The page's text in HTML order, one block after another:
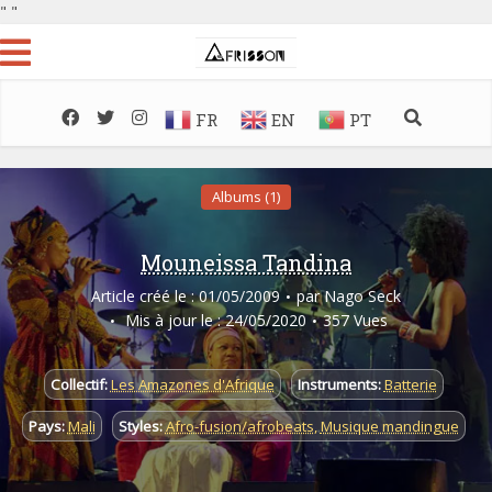
" "
FR EN PT
Albums (1)
Mouneissa Tandina
Article créé le : 01/05/2009 par Nago Seck
Mis à jour le : 24/05/2020
357 Vues
Collectif:Les Amazones d'Afrique Instruments:Batterie
Pays:Mali Styles:Afro-fusion/afrobeats,Musique mandingue